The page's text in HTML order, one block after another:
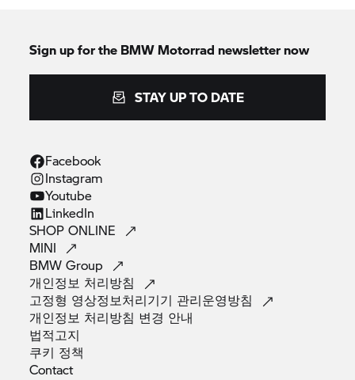
Sign up for the BMW Motorrad newsletter now
STAY UP TO DATE
Facebook
Instagram
Youtube
LinkedIn
SHOPONLINE
MINI
BMWGroup
개인정보 처리방침
고정형 영상정보처리기기 관리운영방침
개인정보 처리방침 변경 안내
법적고지
쿠키 정책
Contact